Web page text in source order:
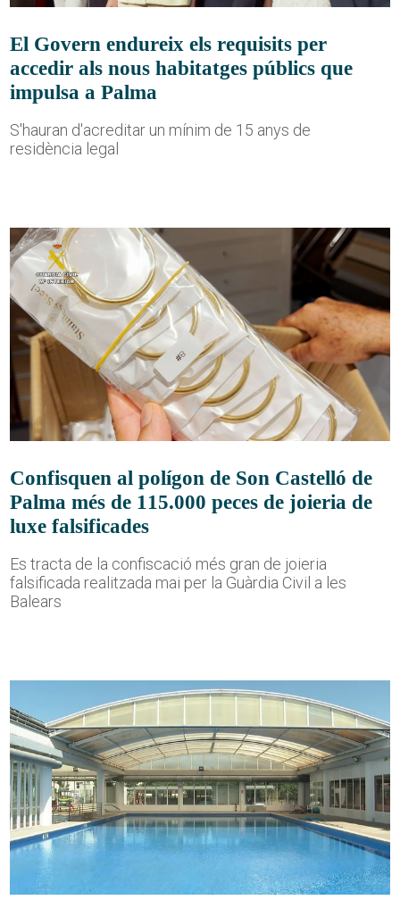
El Govern endureix els requisits per
accedir als nous habitatges públics que
impulsa a Palma
S'hauran d'acreditar un mínim de 15 anys de
residència legal
Confisquen al polígon de Son Castelló de
Palma més de 115.000 peces de joieria de
luxe falsificades
Es tracta de la confiscació més gran de joieria
falsificada realitzada mai per la Guàrdia Civil a les
Balears